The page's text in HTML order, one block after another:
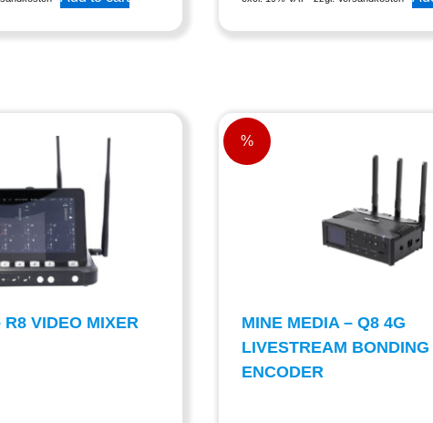
R8 VIDEO MIXER
%
MINE MEDIA – Q8 4G
LIVESTREAM BONDING
ENCODER